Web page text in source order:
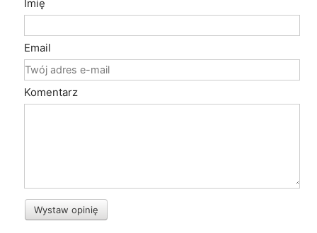
Imię
Email
Komentarz
Wystaw opinię